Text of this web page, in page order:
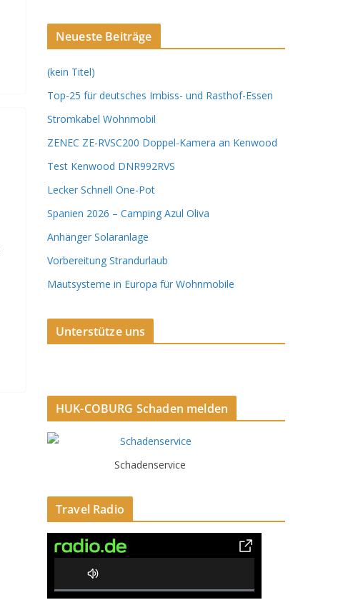
Neueste Beiträge
(kein Titel)
Top-25 für deutsches Imbiss- und Rasthof-Essen
Stromkabel Wohnmobil
ZENEC ZE-RVSC200 Doppel-Kamera an Kenwood
Test Kenwood DNR992RVS
Lecker Schnell One-Pot
Spanien 2026 – Camping Azul Oliva
Anhänger Solaranlage
Vorbereitung Strandurlaub
Mautsysteme in Europa für Wohnmobile
Unterstütze uns
HUK-COBURG Schaden melden
Schadenservice
Travel Radio
0% Complete